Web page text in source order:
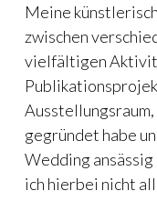
Meine
zwischen
vielfältigen
gegründet habe
Wedding
ich hierbei nicht